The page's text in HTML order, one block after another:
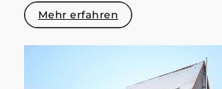
Mehr erfahren